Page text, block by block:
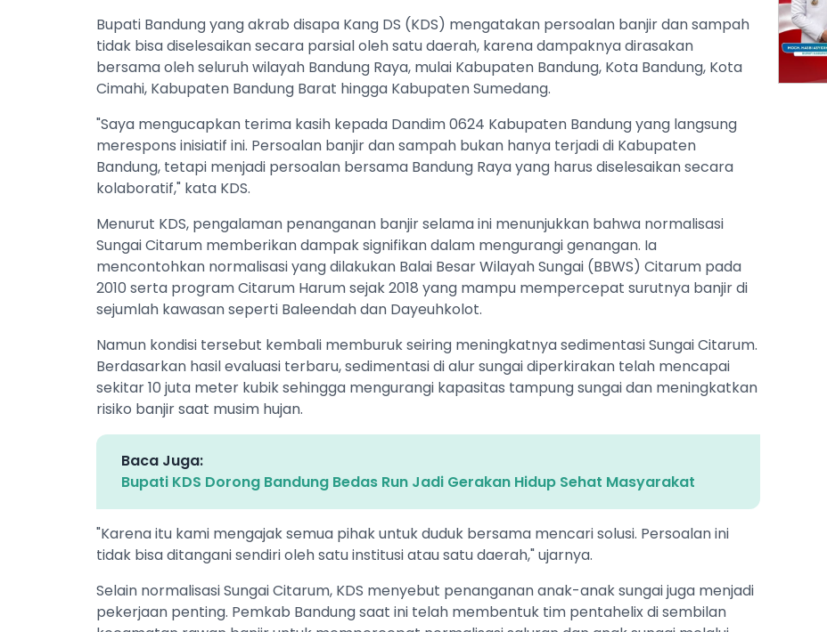
Bupati Bandung yang akrab disapa Kang DS (KDS) mengatakan persoalan banjir dan sampah
tidak bisa diselesaikan secara parsial oleh satu daerah, karena dampaknya dirasakan
bersama oleh seluruh wilayah Bandung Raya, mulai Kabupaten Bandung, Kota Bandung, Kota
Cimahi, Kabupaten Bandung Barat hingga Kabupaten Sumedang.
"Saya mengucapkan terima kasih kepada Dandim 0624 Kabupaten Bandung yang langsung
merespons inisiatif ini. Persoalan banjir dan sampah bukan hanya terjadi di Kabupaten
Bandung, tetapi menjadi persoalan bersama Bandung Raya yang harus diselesaikan secara
kolaboratif," kata KDS.
Menurut KDS, pengalaman penanganan banjir selama ini menunjukkan bahwa normalisasi
Sungai Citarum memberikan dampak signifikan dalam mengurangi genangan. Ia
mencontohkan normalisasi yang dilakukan Balai Besar Wilayah Sungai (BBWS) Citarum pada
2010 serta program Citarum Harum sejak 2018 yang mampu mempercepat surutnya banjir di
sejumlah kawasan seperti Baleendah dan Dayeuhkolot.
Namun kondisi tersebut kembali memburuk seiring meningkatnya sedimentasi Sungai Citarum.
Berdasarkan hasil evaluasi terbaru, sedimentasi di alur sungai diperkirakan telah mencapai
sekitar 10 juta meter kubik sehingga mengurangi kapasitas tampung sungai dan meningkatkan
risiko banjir saat musim hujan.
Baca Juga:
Bupati KDS Dorong Bandung Bedas Run Jadi Gerakan Hidup Sehat Masyarakat
"Karena itu kami mengajak semua pihak untuk duduk bersama mencari solusi. Persoalan ini
tidak bisa ditangani sendiri oleh satu institusi atau satu daerah," ujarnya.
Selain normalisasi Sungai Citarum, KDS menyebut penanganan anak-anak sungai juga menjadi
pekerjaan penting. Pemkab Bandung saat ini telah membentuk tim pentahelix di sembilan